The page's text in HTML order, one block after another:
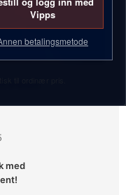
med
Vipps
betalingsmetode